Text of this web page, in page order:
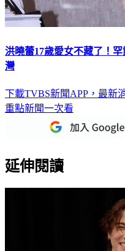
洪曉蕾17歲愛女不藏了！
灣
下載TVBS新聞APP，最新
重點新聞一次看
延伸閱讀